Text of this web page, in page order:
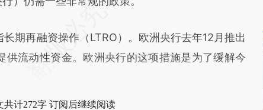
再融资操作（LTRO）。欧洲央行去年12月推出
供流动性资金。欧洲央行的这项措施是为了缓解今
共计272字 订阅后继续阅读